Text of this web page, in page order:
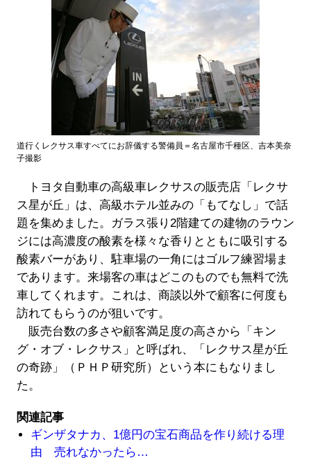
道行くレクサス車すべてにお辞儀する警備員＝名古屋市千種区、吉本美奈
子撮影
トヨタ自動車の高級車レクサスの販売店「レクサ
ス星が丘」は、高級ホテル並みの「もてなし」で話
題を集めました。ガラス張り2階建ての建物のラウン
ジには高濃度の酸素を様々な香りとともに吸引する
酸素バーがあり、駐車場の一角にはゴルフ練習場ま
であります。来場客の車はどこのものでも無料で洗
車してくれます。これは、商談以外で顧客に何度も
訪れてもらうのが狙いです。
販売台数の多さや顧客満足度の高さから「キン
グ・オブ・レクサス」と呼ばれ、「レクサス星が丘
の奇跡」（ＰＨＰ研究所）という本にもなりまし
た。
関連記事
ギンザタナカ、1億円の宝石商品を作り続ける理
由 売れなかったら…